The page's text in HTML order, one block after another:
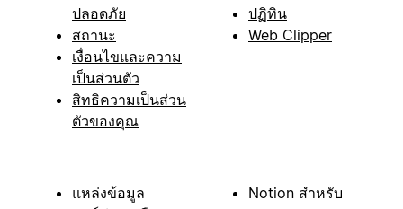
ปลอดภัย
สถานะ
เงื่อนไขและความ
เป็นส่วนตัว
สิทธิความเป็นส่วน
ตัวของคุณ
ปฏิทิน
Web Clipper
แหล่งข้อมูล
Notion สำหรับ